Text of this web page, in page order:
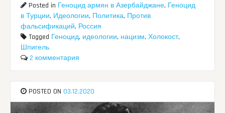
Posted in Геноцид армян в Азербайджане, Геноцид
в Турции, Идеологии, Политика, Против
фальсификаций, Россия
Tagged Геноцид, идеологии, нацизм,Холокост,
Шпигель
2 комментария
POSTED ON 03.12.2020